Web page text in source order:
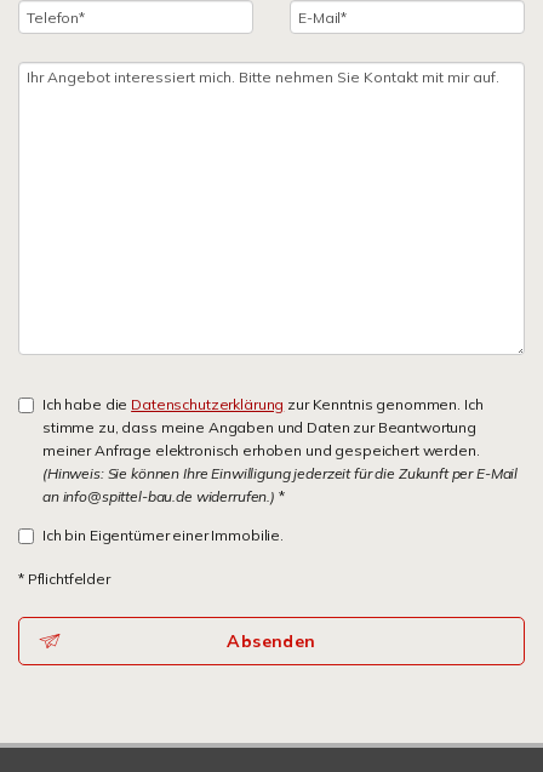
Ich habe die Datenschutzerklärung zur Kenntnis genommen. Ich
stimme zu, dass meine Angaben und Daten zur Beantwortung
meiner Anfrage elektronisch erhoben und gespeichert werden.
(Hinweis: Sie können Ihre Einwilligung jederzeit für die Zukunft per E-Mail
an info@spittel-bau.de widerrufen.) *
Ich bin Eigentümer einer Immobilie.
* Pflichtfelder
Absenden